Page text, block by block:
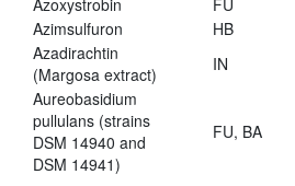
Azoxystrobin FU
Azimsulfuron
HB
Azadirachtin
(Margosa extract)
IN
Aureobasidium
pullulans (strains
DSM 14940 and
DSM 14941)
FU, BA